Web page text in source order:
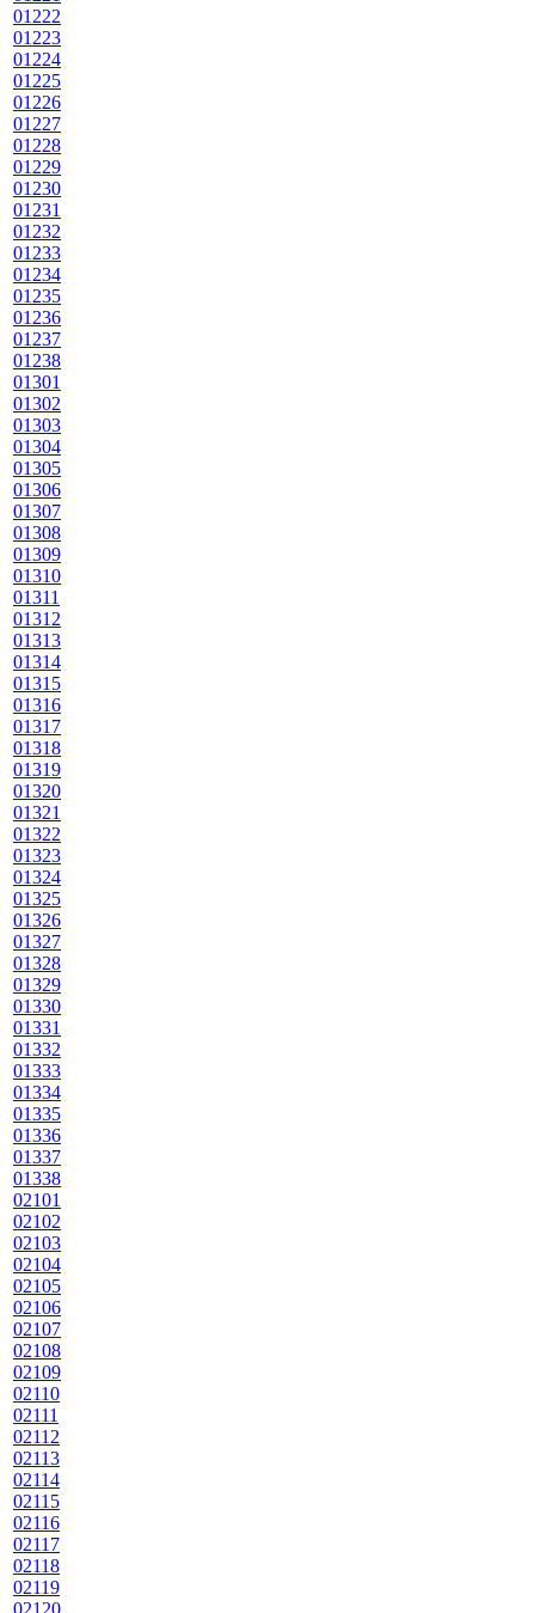
01222
01223
01224
01225
01226
01227
01228
01229
01230
01231
01232
01233
01234
01235
01236
01237
01238
01301
01302
01303
01304
01305
01306
01307
01308
01309
01310
01311
01312
01313
01314
01315
01316
01317
01318
01319
01320
01321
01322
01323
01324
01325
01326
01327
01328
01329
01330
01331
01332
01333
01334
01335
01336
01337
01338
02101
02102
02103
02104
02105
02106
02107
02108
02109
02110
02111
02112
02113
02114
02115
02116
02117
02118
02119
02120